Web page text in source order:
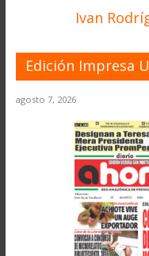
Ivan
Edición Impresa
agosto 7, 2026